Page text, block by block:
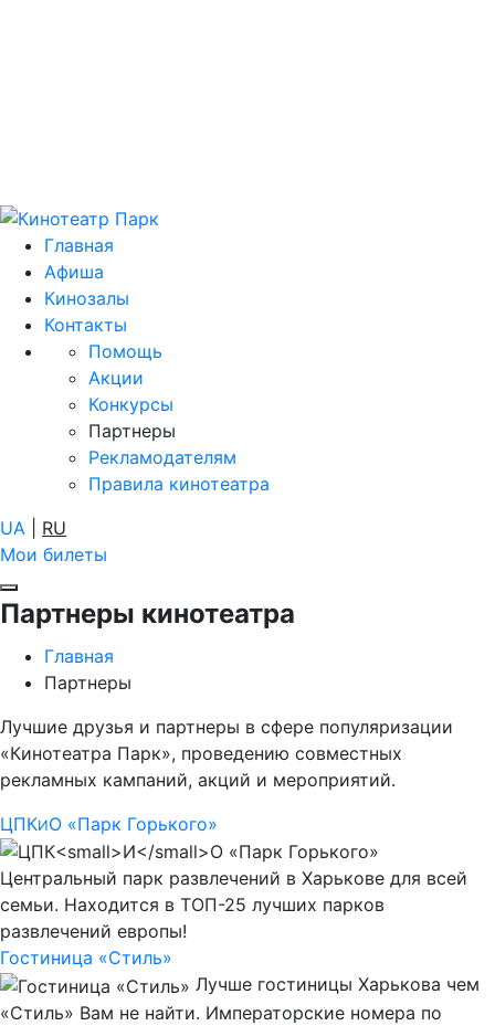
Главная
Афиша
Кинозалы
Контакты
Помощь
Акции
Конкурсы
Партнеры
Рекламодателям
Правила кинотеатра
UA
RU
Мои билеты
Партнеры кинотеатра
Главная
Партнеры
Лучшие друзья и партнеры в сфере популяризации
«Кинотеатра Парк», проведению совместных
рекламных кампаний, акций и мероприятий.
ЦПКИО «Парк Горького»
Центральный парк развлечений в Харькове для всей
семьи. Находится в ТОП-25 лучших парков
развлечений европы!
Гостиница «Стиль»
Лучше гостиницы Харькова чем
«Стиль» Вам не найти. Императорские номера по